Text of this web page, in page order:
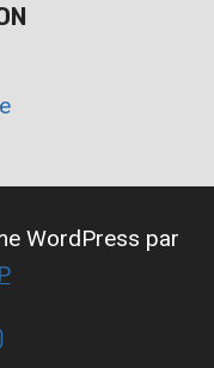
WordPress par